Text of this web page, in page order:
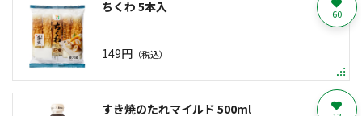
ちくわ 5本入
149円 （税込）
60
すき焼のたれマイルド 500ml